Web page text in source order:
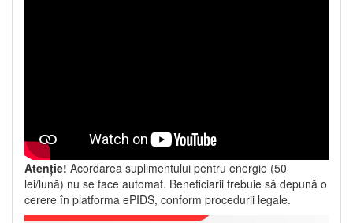
Atenție! Acordarea suplimentului pentru energie (50
lei/lună) nu se face automat. Beneficiarii trebuie să depună o
cerere în platforma ePIDS, conform procedurii legale.